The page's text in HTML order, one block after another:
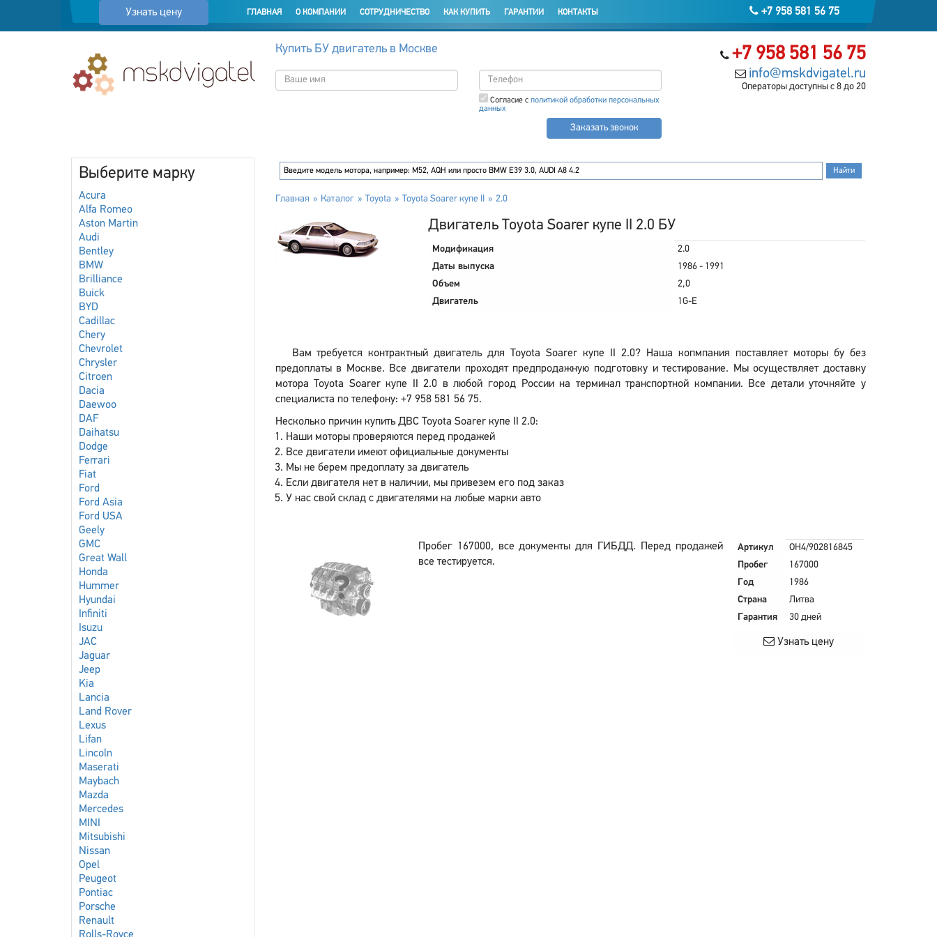
Узнать цену +7 958 581 56 75
ГЛАВНАЯ О КОМПАНИИ СОТРУДНИЧЕСТВО КАК КУПИТЬ ГАРАНТИИ КОНТАКТЫ
+7 958 581 56 75
info@mskdvigatel.ru
Операторы доступны с 8 до 20
Купить БУ двигатель в Москве
Согласие с политикой обработки персональных
данных
Заказать звонок
Выберите марку
Acura
Alfa Romeo
Aston Martin
Audi
Bentley
BMW
Brilliance
Buick
BYD
Cadillac
Chery
Chevrolet
Chrysler
Citroen
Dacia
Daewoo
DAF
Daihatsu
Dodge
Ferrari
Fiat
Ford
Ford Asia
Ford USA
Geely
GMC
Great Wall
Honda
Hummer
Hyundai
Infiniti
Isuzu
JAC
Jaguar
Jeep
Kia
Lancia
Land Rover
Lexus
Lifan
Lincoln
Maserati
Maybach
Mazda
Mercedes
MINI
Mitsubishi
Nissan
Opel
Peugeot
Pontiac
Porsche
Renault
Главная Каталог Toyota Toyota Soarer купе II 2.0
Двигатель Toyota Soarer купе II 2.0 БУ
Модификация
2.0
Даты выпуска
1986 - 1991
Объем
2,0
Двигатель
1G-E
Вам требуется контрактный двигатель для Toyota Soarer купе II 2.0? Наша копмпания поставляет моторы бу без
предоплаты в Москве. Все двигатели проходят предпродажную подготовку и тестирование. Мы осуществляет доставку
мотора Toyota Soarer купе II 2.0 в любой город России на терминал транспортной компании. Все детали уточняйте у
специалиста по телефону: +7 958 581 56 75.
Несколько причин купить ДВС Toyota Soarer купе II 2.0:
Наши моторы проверяются перед продажей
Все двигатели имеют официальные документы
Мы не берем предоплату за двигатель
Если двигателя нет в наличии, мы привезем его под заказ
У нас свой склад с двигателями на любые марки авто
Пробег 167000, все документы для ГИБДД. Перед продажей
все тестируется.
Артикул
OH4/902816845
Пробег
167000
Год
1986
Страна
Литва
Гарантия
30 дней
Узнать цену